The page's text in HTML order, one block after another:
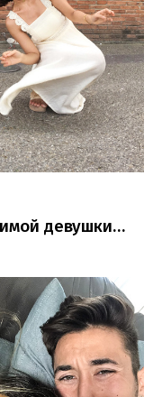
девушки…